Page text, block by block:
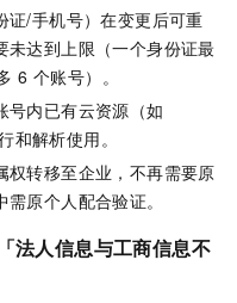
证/手机号）在变更后可重
未达到上限（一个身份证最
6 个账号）。
号内已有云资源（如
和解析使用。
权转移至企业，不再需要原
原个人配合验证。
法人信息与工商信息不